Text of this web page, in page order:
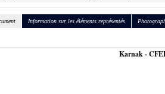
Information sur les éléments représentés